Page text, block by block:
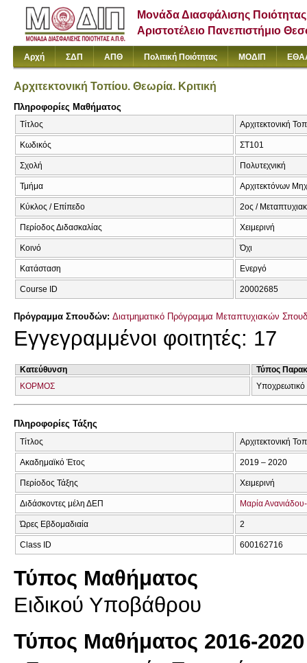
Μονάδα Διασφάλισης Ποιότητας
Αριστοτέλειο Πανεπιστήμιο
Αρχή ΣΔΠ ΑΠΘ Πολιτική Ποιότητας ΜΟΔΙΠ
Αρχιτεκτονική Τοπίου. Θεωρία. Κριτική
Πληροφορίες Μαθήματος
Τίτλος Αρχιτεκτονική
Κωδικός ΣΤ101
Σχολή Πολυτεχνική
Τμήμα Αρχιτεκτόνων
Κύκλος / Επίπεδο 2ος /
Περίοδος Διδασκαλίας Χειμερινή
Κοινό Όχι
Κατάσταση Ενεργό
Course ID 20002685
Πρόγραμμα Σπουδών: Διατμηματικό Πρόγραμμα Μεταπτυχιακών
Εγγεγραμμένοι φοιτητές: 17
Κατεύθυνση
Τύπος
ΚΟΡΜΟΣ
Υποχρεωτικό
Πληροφορίες Τάξης
Τίτλος Αρχιτεκτονική
Ακαδημαϊκό Έτος 2019 – 2020
Περίοδος Τάξης Χειμερινή
Διδάσκοντες μέλη ΔΕΠ Μαρία
Ώρες Εβδομαδιαία 2
Class ID 600162716
Τύπος Μαθήματος
Ειδικού Υποβάθρου
Τύπος Μαθήματος 2016-2020